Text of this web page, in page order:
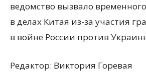
ведомство вызвало
в делах Китая из-за участия
в войне России против
Редактор: Виктория Горевая